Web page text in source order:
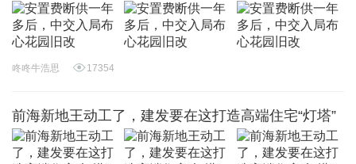
咚咚牛浩思 17354
前海新地王动工了，建发要在这打造高端住宅“灯塔”